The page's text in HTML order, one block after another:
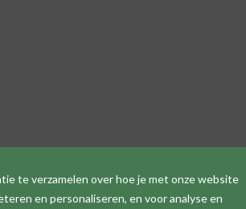
te verzamelen over hoe je met onze website
en personaliseren, en voor analyse en